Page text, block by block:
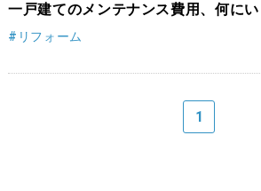
一戸建てのメンテナンス費用、何に
#リフォーム
1